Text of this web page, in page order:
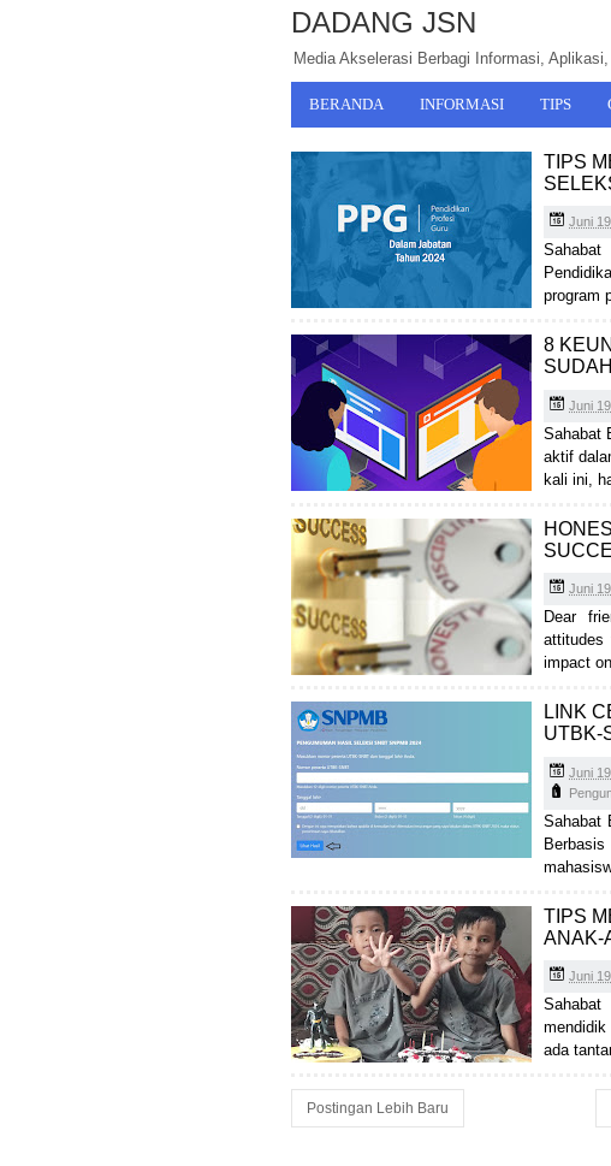
DADANG JSN
Media Akselerasi Berbagi Informasi,
BERANDA INFORMASI TIPS
TIPS
Juni
program
8
Juni
Sahabat
aktif
kali ini,
Juni
Dear
attitudes
impact
LINK
UTBK-
Juni
Sahabat
TIPS
ANAK-
Juni
ada
Postingan Lebih Baru